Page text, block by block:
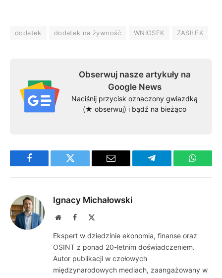
dodatek dodatek na żywność WNIOSEK ZASIŁEK
Obserwuj nasze artykuły na
Google News
Naciśnij przycisk oznaczony gwiazdką
(★ obserwuj) i bądź na bieżąco
Facebook Twitter Email Telegram
Ignacy Michałowski
WebsiteFacebook
Ekspert w dziedzinie ekonomia, finanse oraz
OSINT z ponad 20-letnim doświadczeniem.
Autor publikacji w czołowych
międzynarodowych mediach, zaangażowany w